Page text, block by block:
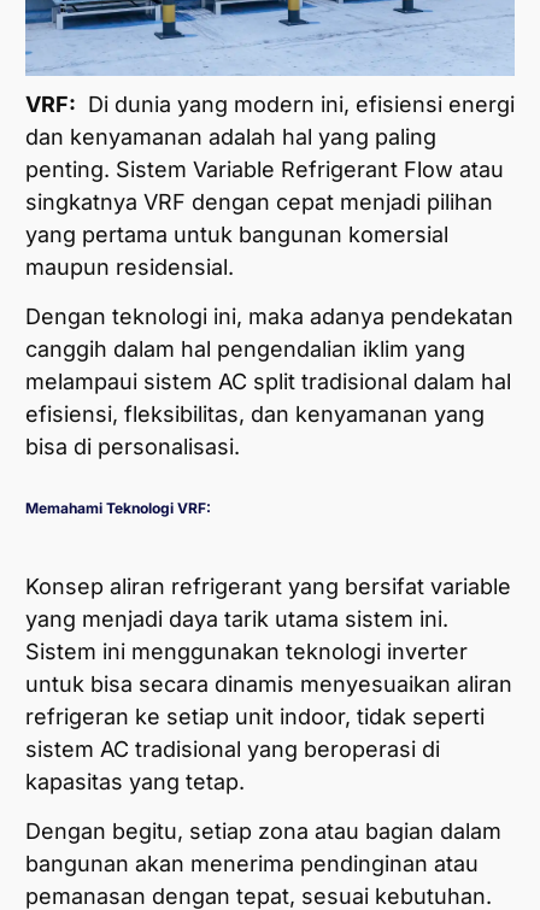
VRF: Di dunia yang modern ini, efisiensi energi
dan kenyamanan adalah hal yang paling
penting. Sistem Variable Refrigerant Flow atau
singkatnya VRF dengan cepat menjadi pilihan
yang pertama untuk bangunan komersial
maupun residensial.
Dengan teknologi ini, maka adanya pendekatan
canggih dalam hal pengendalian iklim yang
melampaui sistem AC split tradisional dalam hal
efisiensi, fleksibilitas, dan kenyamanan yang
bisa di personalisasi.
Memahami Teknologi VRF:
Konsep aliran refrigerant yang bersifat variable
yang menjadi daya tarik utama sistem ini.
Sistem ini menggunakan teknologi inverter
untuk bisa secara dinamis menyesuaikan aliran
refrigeran ke setiap unit indoor, tidak seperti
sistem AC tradisional yang beroperasi di
kapasitas yang tetap.
Dengan begitu, setiap zona atau bagian dalam
bangunan akan menerima pendinginan atau
pemanasan dengan tepat, sesuai kebutuhan.